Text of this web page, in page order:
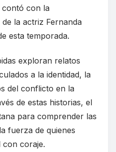
contó con la
la actriz Fernanda
esta temporada.
exploran relatos
a la identidad, la
del conflicto en la
de estas historias, el
para comprender las
fuerza de quienes
con coraje.